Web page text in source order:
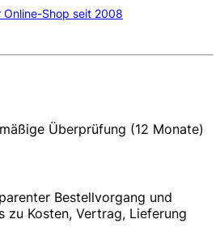
Shop seit 2008
Überprüfung (12 Monate)
Bestellvorgang und
zu Kosten, Vertrag, Lieferung